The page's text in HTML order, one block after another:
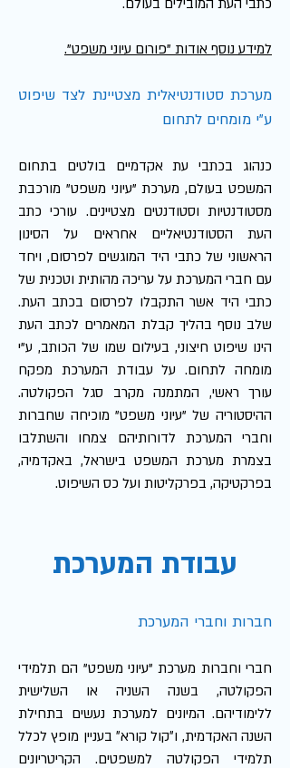
כתבי העת המובילים בעולם.
למידע נוסף אודות "פורום עיוני משפט".
מערכת סטודנטיאלית מצטיינת לצד שיפוט
ע"י מומחים לתחום
כנהוג בכתבי עת אקדמיים בולטים בתחום
המשפט בעולם, מערכת "עיוני משפט" מורכבת
מסטודנטיות וסטודנטים מצטיינים. עורכי כתב
העת הסטודנטיאליים אחראים על הסינון
הראשוני של כתבי היד המוגשים לפרסום, ויחד
עם חברי המערכת על עריכה מהותית וטכנית של
כתבי היד אשר התקבלו לפרסום בכתב העת.
שלב נוסף בהליך קבלת המאמרים לכתב העת
הינו שיפוט חיצוני, בעילום שמו של הכותב, ע"י
מומחה לתחום. על עבודת המערכת מפקח
עורך ראשי, המתמנה מקרב סגל הפקולטה.
ההיסטוריה של "עיוני משפט" מוכיחה שחברות
וחברי המערכת לדורותיהם צמחו והשתלבו
בצמרת מערכת המשפט בישראל, באקדמיה,
בפרקטיקה, בפרקליטות ועל כס השיפוט.
עבודת המערכת
חברות וחברי המערכת
חברי וחברות מערכת "עיוני משפט" הם תלמידי
הפקולטה, בשנה השניה או השלישית
ללימודיהם. המיונים למערכת נעשים בתחילת
השנה האקדמית, ו״קול קורא״ בעניין מופץ לכלל
תלמידי הפקולטה למשפטים. הקריטריונים